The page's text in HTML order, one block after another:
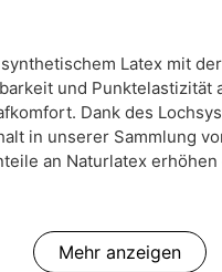
Latex mit
und
Dank des
in unserer Sammlung
an Naturlatex
Mehr anzeigen